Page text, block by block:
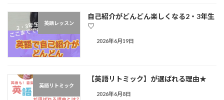
英語レッスン
自己紹介がどんどん楽しくなる2・3年生
♡
2026年6月19日
英語リトミック
【英語リトミック】が選ばれる理由★
2026年6月8日